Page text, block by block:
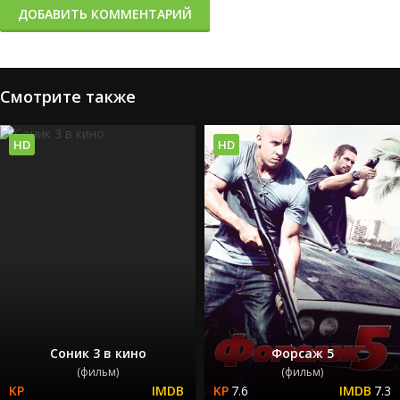
ДОБАВИТЬ КОММЕНТАРИЙ
Смотрите также
Соник 3 в кино
(фильм)
HD
Форсаж 5
(фильм)
7.6 7.3
HD